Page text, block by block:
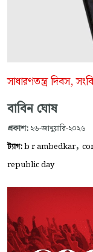
সাধারণতন্ত্র দিবস,
বাবিন ঘোষ
প্রকাশ: ২৬-জানুয়ারি-২০২৬
ট্যাগ:b r ambedkar,
republic day